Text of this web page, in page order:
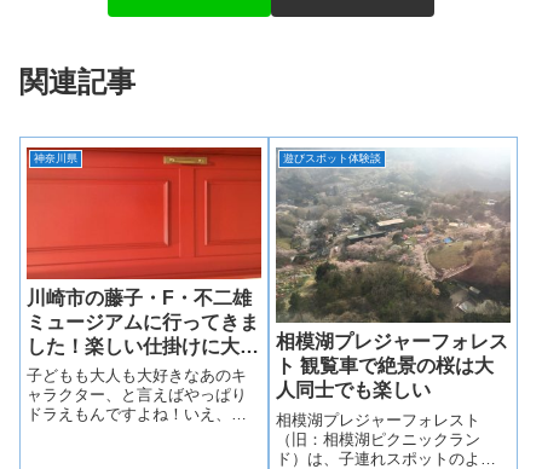
関連記事
神奈川県
川崎市の藤子・F・不二雄
ミュージアムに行ってきま
した！楽しい仕掛けに大興
奮！
子どもも大人も大好きなあのキ
ャラクター、と言えばやっぱり
ドラえもんですよね！いえ、ド
遊びスポット体験談
相模湖プレジャーフォレス
ト 観覧車で絶景の桜は大
人同士でも楽しい
相模湖プレジャーフォレスト
（旧：相模湖ピクニックラン
ド）は、子連れスポットのよう